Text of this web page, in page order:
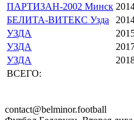
ПАРТИЗАН-2002 Минск
БЕЛИТА-ВИТЕКС Узда
УЗДА
УЗДА
УЗДА
ВСЕГО:
contact@belminor.football